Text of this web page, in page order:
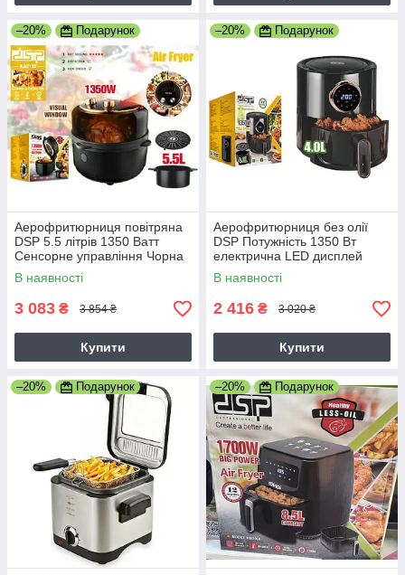
–20% Подарунок
Аерофритюрниця повітряна
DSP 5.5 літрів 1350 Ватт
Сенсорне управління Чорна
80-200 градусів KB2122
В наявності
3 083 ₴ 3 854 ₴
Купити
–20% Подарунок
Аерофритюрниця без олії
DSP Потужність 1350 Вт
електрична LED дисплей
Об'єм 4л KB2109A
В наявності
2 416 ₴ 3 020 ₴
Купити
–20% Подарунок –20% Подарунок